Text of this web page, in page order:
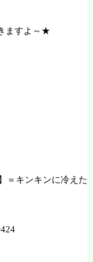
ますよ～★
＝キンキンに冷えた